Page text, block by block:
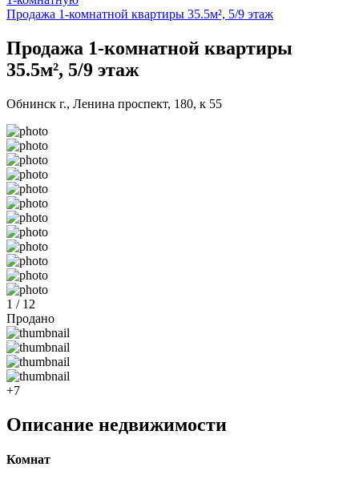
Продажа 1-комнатной квартиры 35.5м², 5/9 этаж
Продажа 1-комнатной квартиры
35.5м², 5/9 этаж
Обнинск г., Ленина проспект, 180, к 55
1 / 12
Продано
+7
Описание недвижимости
Комнат